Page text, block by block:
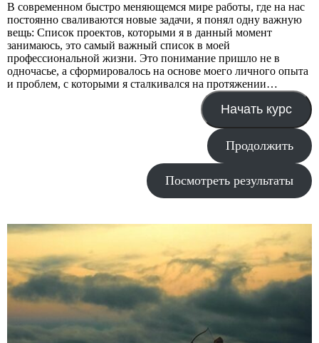
B современном быстро меняющемся мире работы, где на нас
постоянно сваливаются новые задачи, я понял одну важную
вещь: Список проектов, которыми я в данный момент
занимаюсь, это самый важный список в моей
профессиональной жизни. Это понимание пришло не в
одночасье, а сформировалось на основе моего личного опыта
и проблем, с которыми я сталкивался на протяжении…
Начать курс
Продолжить
Посмотреть результаты